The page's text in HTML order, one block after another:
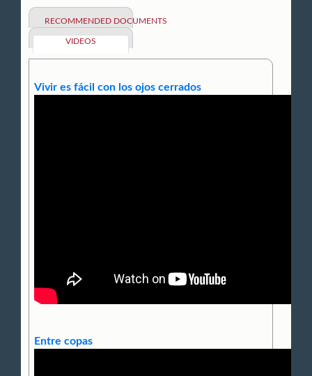
RECOMMENDED DOCUMENTS
VIDEOS
Vivir es fácil con los ojos cerrados
Entre copas